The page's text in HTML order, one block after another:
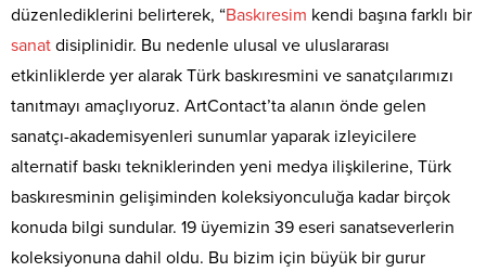
düzenlediklerini belirterek, “Baskıresim kendi başına farklı bir
sanat disiplinidir. Bu nedenle ulusal ve uluslararası
etkinliklerde yer alarak Türk baskıresmini ve sanatçılarımızı
tanıtmayı amaçlıyoruz. ArtContact’ta alanın önde gelen
sanatçı-akademisyenleri sunumlar yaparak izleyicilere
alternatif baskı tekniklerinden yeni medya ilişkilerine, Türk
baskıresminin gelişiminden koleksiyonculuğa kadar birçok
konuda bilgi sundular. 19 üyemizin 39 eseri sanatseverlerin
koleksiyonuna dahil oldu. Bu bizim için büyük bir gurur